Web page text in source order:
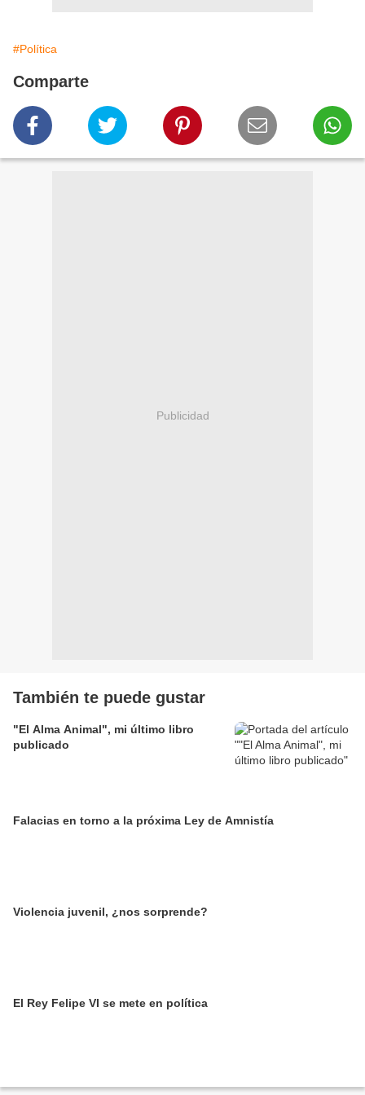
#Política
Comparte
Publicidad
También te puede gustar
"El Alma Animal", mi último libro
publicado
Falacias en torno a la próxima Ley de Amnistía
Violencia juvenil, ¿nos sorprende?
El Rey Felipe VI se mete en política